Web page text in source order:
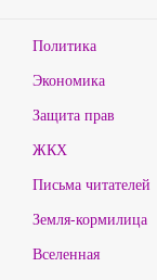
Политика
Экономика
Защита прав
ЖКХ
Письма читателей
Земля-кормилица
Вселенная